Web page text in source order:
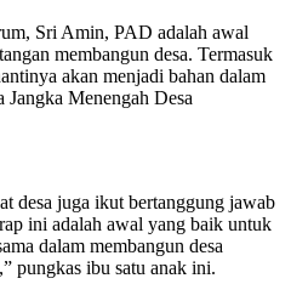
Sri Amin, PAD adalah awal
membangun desa. Termasuk
akan menjadi bahan dalam
Jangka Menengah Desa
desa juga ikut bertanggung jawab
ini adalah awal yang baik untuk
dalam membangun desa
pungkas ibu satu anak ini.